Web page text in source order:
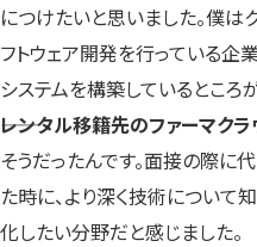
につけたいと思いました。僕は
フトウェア開発を行っている企
システムを構築しているところ
――レンタル移籍先のファーマクラ
そうだったんです。面接の際に
た時に、より深く技術について
化したい分野だと感じました。